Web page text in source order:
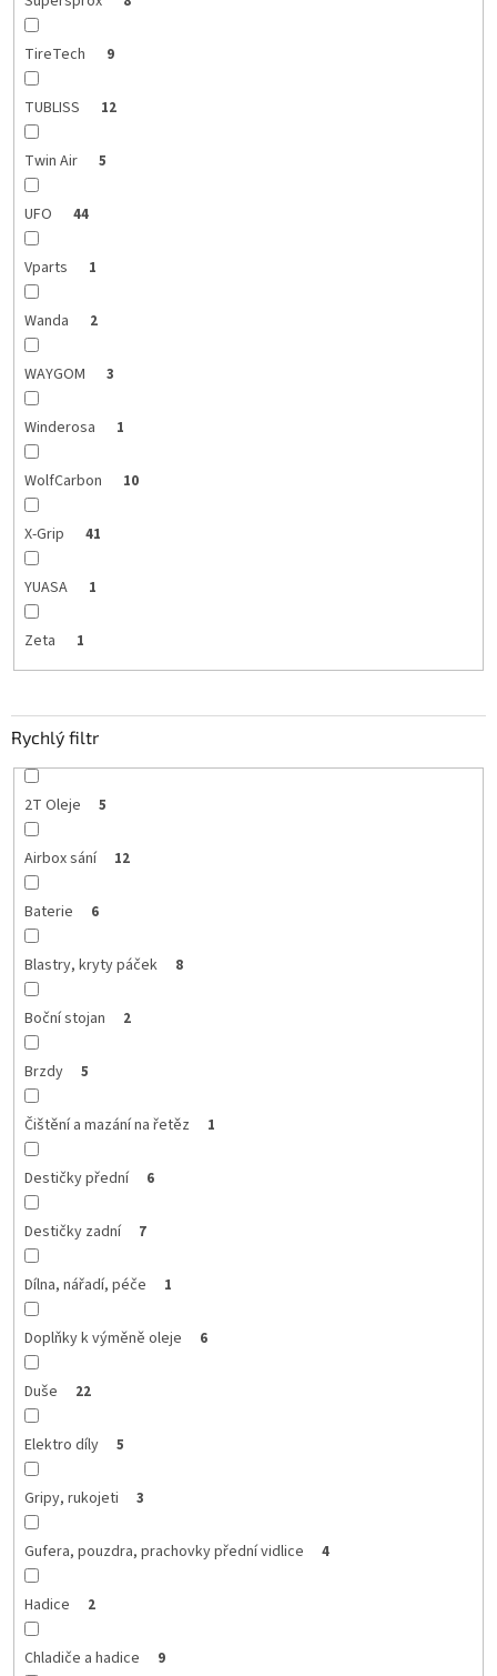
TireTech 9
TUBLISS 12
Twin Air 5
UFO 44
Vparts 1
Wanda 2
WAYGOM 3
Winderosa 1
WolfCarbon 10
X-Grip 41
YUASA 1
Zeta 1
Rychlý filtr
2T Oleje 5
Airbox sání 12
Baterie 6
Blastry, kryty páček 8
Boční stojan 2
Brzdy 5
Čištění a mazání na řetěz 1
Destičky přední 6
Destičky zadní 7
Dílna, nářadí, péče 1
Doplňky k výměně oleje 6
Duše 22
Elektro díly 5
Gripy, rukojeti 3
Gufera, pouzdra, prachovky přední vidlice 4
Hadice 2
Chladiče a hadice 9